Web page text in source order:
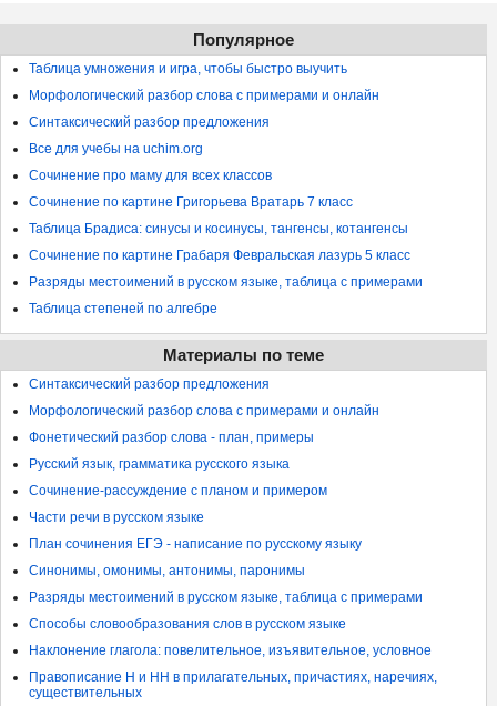
Популярное
Таблица умножения и игра, чтобы быстро выучить
Морфологический разбор слова с примерами и онлайн
Синтаксический разбор предложения
Все для учебы на uchim.org
Сочинение про маму для всех классов
Сочинение по картине Григорьева Вратарь 7 класс
Таблица Брадиса: синусы и косинусы, тангенсы, котангенсы
Сочинение по картине Грабаря Февральская лазурь 5 класс
Разряды местоимений в русском языке, таблица с примерами
Таблица степеней по алгебре
Материалы по теме
Синтаксический разбор предложения
Морфологический разбор слова с примерами и онлайн
Фонетический разбор слова - план, примеры
Русский язык, грамматика русского языка
Сочинение-рассуждение с планом и примером
Части речи в русском языке
План сочинения ЕГЭ - написание по русскому языку
Синонимы, омонимы, антонимы, паронимы
Разряды местоимений в русском языке, таблица с примерами
Способы словообразования слов в русском языке
Наклонение глагола: повелительное, изъявительное, условное
Правописание Н и НН в прилагательных, причастиях, наречиях,
существительных